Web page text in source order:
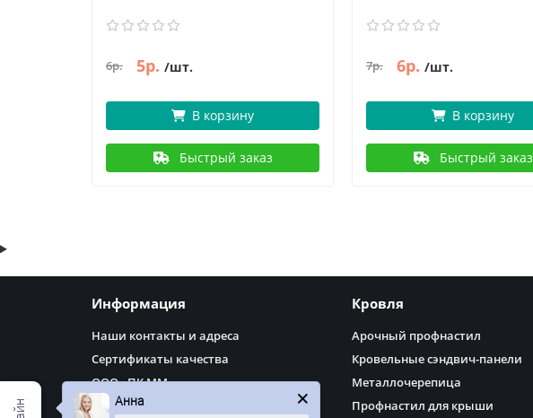
6р. 5р. /шт.
В корзину
Быстрый заказ
7р. 6р. /шт.
В корзину
Быстрый заказ
Информация
Наши контакты и адреса
Сертификаты качества
ООО «ПК ММ»
Доставка
Кровля
Арочный профнастил
Кровельные сэндвич-панели
Металлочерепица
Профнастил для крыши
Анна